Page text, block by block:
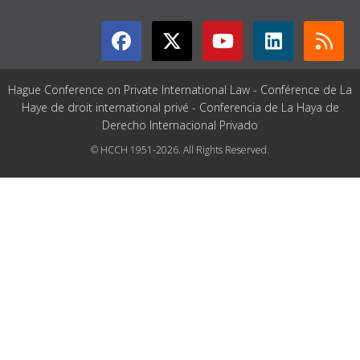
Hague Conference on Private International Law - Conférence de La
Haye de droit international privé - Conferencia de La Haya de
Derecho Internacional Privado
© HCCH 1951-2026. All Rights Reserved.